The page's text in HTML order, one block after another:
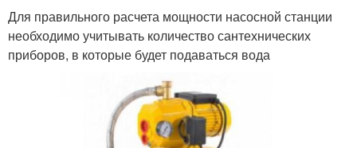
Для правильного расчета мощности насосной станции
необходимо учитывать количество сантехнических
приборов, в которые будет подаваться вода